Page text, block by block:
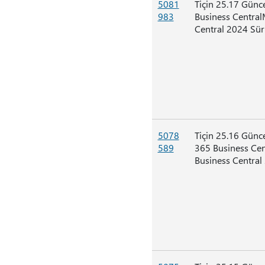
5081
983
Tiçin 25.17
Business
Central 2024
5078
589
Tiçin 25.16
365 Business
Business